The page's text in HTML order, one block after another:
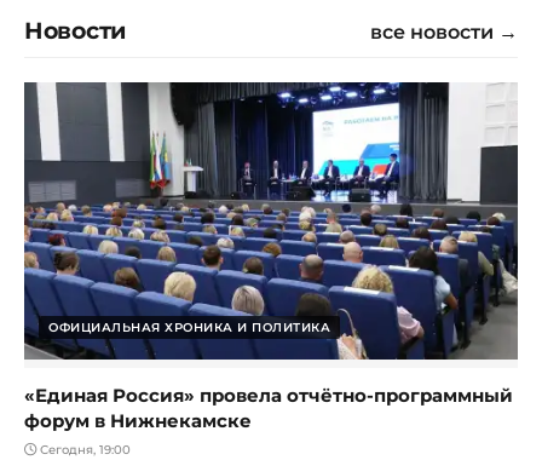
Новости все новости →
ОФИЦИАЛЬНАЯ ХРОНИКА И ПОЛИТИКА
«Единая Россия» провела отчётно-программный
форум в Нижнекамске
Сегодня, 19:00